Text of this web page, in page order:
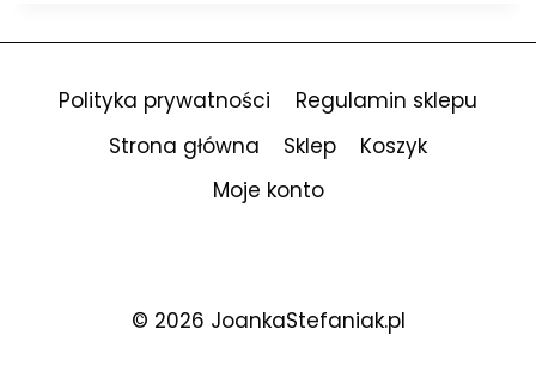
Polityka prywatności
Regulamin sklepu
Strona główna
Sklep
Koszyk
Moje konto
© 2026 JoankaStefaniak.pl